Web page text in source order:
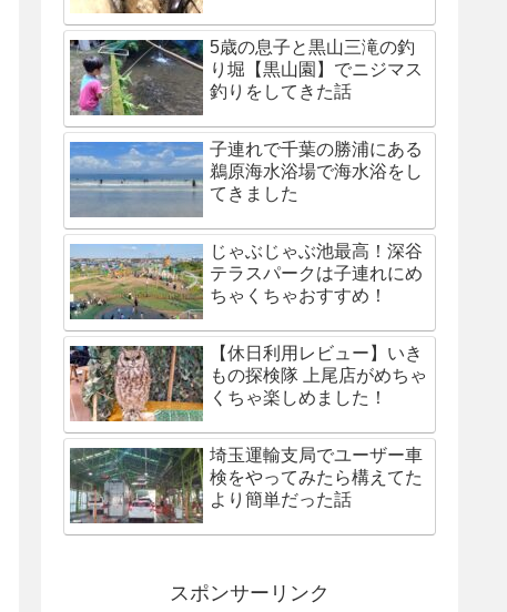
5歳の息子と黒山三滝の釣
り堀【黒山園】でニジマス
釣りをしてきた話
子連れで千葉の勝浦にある
鵜原海水浴場で海水浴をし
てきました
じゃぶじゃぶ池最高！深谷
テラスパークは子連れにめ
ちゃくちゃおすすめ！
【休日利用レビュー】いき
もの探検隊 上尾店がめちゃ
くちゃ楽しめました！
埼玉運輸支局でユーザー車
検をやってみたら構えてた
より簡単だった話
スポンサーリンク